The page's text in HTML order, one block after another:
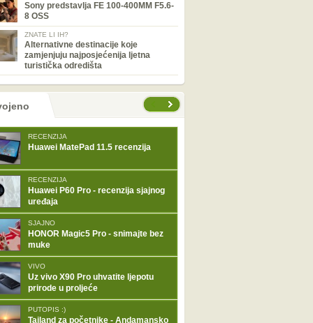
Sony predstavlja FE 100-400MM F5.6-
8 OSS
ZNATE LI IH?
Alternativne destinacije koje
zamjenjuju najposjećenija ljetna
turistička odredišta
RECENZIJA
Huawei MatePad 11.5 recenzija
RECENZIJA
Huawei P60 Pro - recenzija sjajnog
uređaja
SJAJNO
HONOR Magic5 Pro - snimajte bez
muke
VIVO
Uz vivo X90 Pro uhvatite ljepotu
prirode u proljeće
PUTOPIS :)
Tajland za početnike - Andamansko